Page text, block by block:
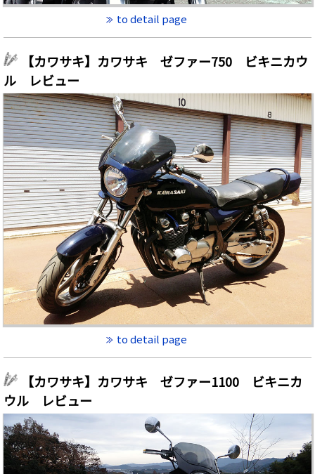
to detail page
【カワサキ】カワサキ ゼファー750 ビキニカウ
ル レビュー
to detail page
【カワサキ】カワサキ ゼファー1100 ビキニカ
ウル レビュー